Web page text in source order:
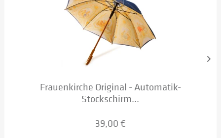
Frauenkirche Original - Automatik-
Stockschirm...
39,00 €